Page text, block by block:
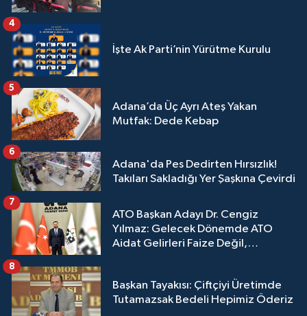
İşte Ak Parti’nin Yürütme Kurulu
4
Adana’da Üç Ayrı Ateş Yakan
Mutfak: Dede Kebap
5
Adana'da Pes Dedirten Hırsızlık!
Takıları Sakladığı Yer Şaşkına Çevirdi
6
ATO Başkan Adayı Dr. Cengiz
Yılmaz: Gelecek Dönemde ATO
Aidat Gelirleri Faize Değil,
7
Başkan Tayakısı: Çiftçiyi Üretimde
Tutamazsak Bedeli Hepimiz Öderiz
8